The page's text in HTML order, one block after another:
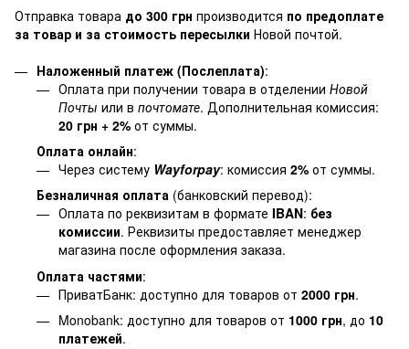
Отправка товара до 300 грн производится по предоплате
за товар и за стоимость пересылки Новой почтой.
Наложенный платеж (Послеплата):
Оплата при получении товара в отделении Новой
Почты или в почтомате. Дополнительная комиссия:
20 грн + 2% от суммы.
Оплата онлайн:
Через систему Wayforpay: комиссия 2% от суммы.
Безналичная оплата (банковский перевод):
Оплата по реквизитам в формате IBAN: без
комиссии. Реквизиты предоставляет менеджер
магазина после оформления заказа.
Оплата частями:
ПриватБанк: доступно для товаров от 2000 грн.
Monobank: доступно для товаров от 1000 грн, до 10
платежей.